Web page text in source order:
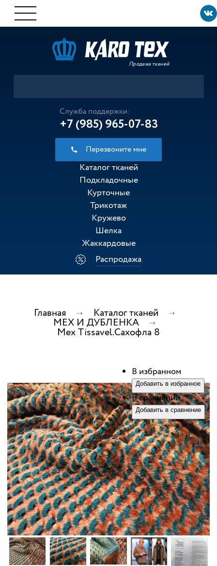
Продажа тканей
Служба поддержки:
+7 (985) 965-07-83
Перезвоните мне
Каталог тканей
Подкладочные
Курточные
Трикотаж
Кружево
Шелка
Жаккардовые
Распродажа
Главная Каталог тканей
МЕХ И ДУБЛЕНКА
Мех Tissavel.Сахофла 8
В избранном
Добавить в избранное
В сравнении
Добавить в сравнение